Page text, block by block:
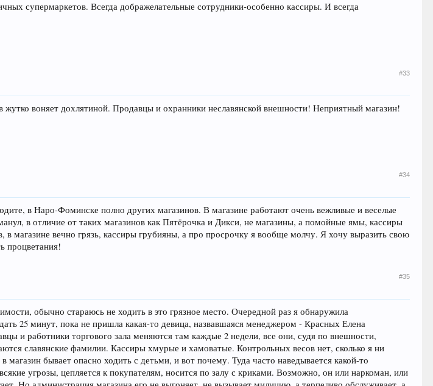
супермаркетов. Всегда дображелательные сотрудники-особенно кассиры. И всегда
#33
воняет дохлятиной. Продавцы и охранники неславянской внешности! Неприятный магазин!
#34
в Наро-Фоминске полно других магазинов. В магазине работают очень вежливые и веселые
в отличие от таких магазинов как Пятёрочка и Дикси, не магазины, а помойные ямы, кассиры
магазине вечно грязь, кассиры грубияны, а про просрочку я вообще молчу. Я хочу выразить свою
процветания!
#35
обычно стараюсь не ходить в это грязное место. Очередной раз я обнаружила
25 минут, пока не пришла какая-то девица, назвавшаяся менеджером - Красных Елена
и работники торгового зала меняются там каждые 2 недели, все они, судя по внешности,
славянские фамилии. Кассиры хмурые и хамоватые. Контрольных весов нет, сколько я ни
бывает опасно ходить с детьми, и вот почему. Туда часто наведывается какой-то
угрозы, цепляется к покупателям, носится по залу с криками. Возможно, он или наркоман, или